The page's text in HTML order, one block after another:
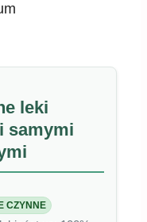
leki
samymi
CZYNNE